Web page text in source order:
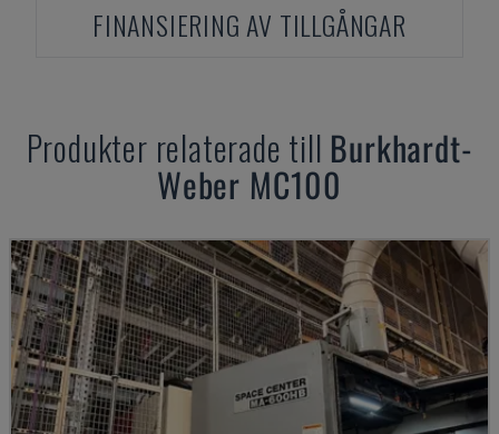
FINANSIERING AV TILLGÅNGAR
Produkter relaterade till Burkhardt-
Weber MC100